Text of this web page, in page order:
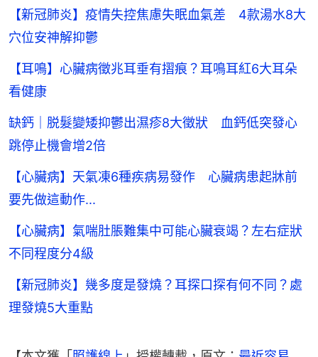
【新冠肺炎】疫情失控焦慮失眠血氣差 4款湯水8大
穴位安神解抑鬱
【耳鳴】心臟病徵兆耳垂有摺痕？耳鳴耳紅6大耳朵
看健康
缺鈣｜脱髮變矮抑鬱出濕疹8大徵狀 血鈣低突發心
跳停止機會增2倍
【心臟病】天氣凍6種疾病易發作 心臟病患起牀前
要先做這動作...
【心臟病】氣喘肚脹難集中可能心臟衰竭？左右症狀
不同程度分4級
【新冠肺炎】幾多度是發燒？耳探口探有何不同？處
理發燒5大重點